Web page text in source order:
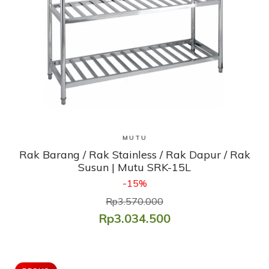
Lihat Produk
MUTU
Rak Barang / Rak Stainless / Rak Dapur / Rak
Susun | Mutu SRK-15L
-15%
Rp3.570.000
Rp3.034.500